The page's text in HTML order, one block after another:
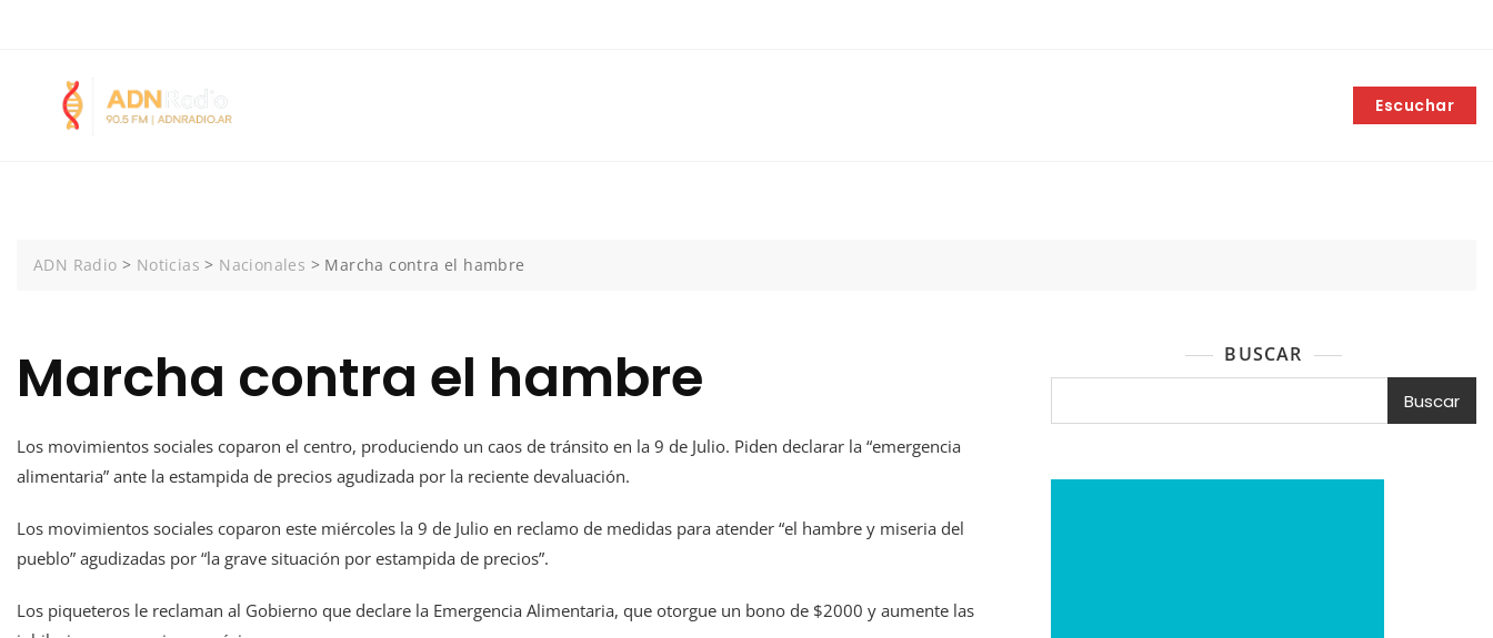
Escuchar
ADN Radio > Noticias > Nacionales > Marcha contra el hambre
Marcha contra el hambre
Los movimientos sociales coparon el centro, produciendo un caos de tránsito en la 9 de Julio. Piden declarar la “emergencia
alimentaria” ante la estampida de precios agudizada por la reciente devaluación.
Los movimientos sociales coparon este miércoles la 9 de Julio en reclamo de medidas para atender “el hambre y miseria del
pueblo” agudizadas por “la grave situación por estampida de precios”.
Los piqueteros le reclaman al Gobierno que declare la Emergencia Alimentaria, que otorgue un bono de $2000 y aumente las
BUSCAR
Buscar